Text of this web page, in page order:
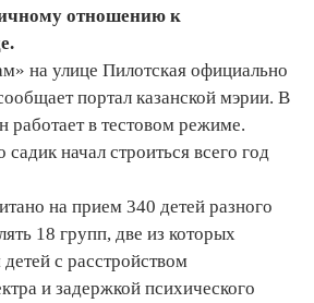
отношению к
на улице Пилотская официально
портал казанской мэрии. В
работает в тестовом режиме.
садик начал строиться всего год
на прием 340 детей разного
18 групп, две из которых
с расстройством
и задержкой психического